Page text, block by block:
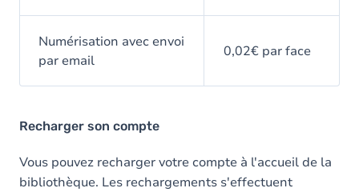
Numérisation avec envoi
par email
0,02€ par face
Recharger son compte
Vous pouvez recharger votre compte à l'accueil de la
bibliothèque. Les rechargements s'effectuent